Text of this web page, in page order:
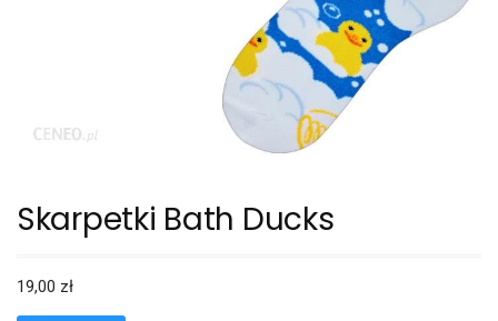
Skarpetki Bath Ducks
19,00 zł